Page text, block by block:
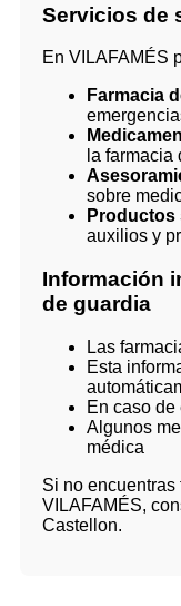
Servicios de
En VILAFAMÉS
Farmacia
la farmacia
sobre
Productos
auxilios y
Información
de guardia
Las
Esta
En caso de
Algunos
médica
Si no
VILAFAMÉS,
Castellon.